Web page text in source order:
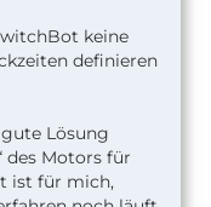
keine
definieren
Lösung
des Motors für
ist für mich,